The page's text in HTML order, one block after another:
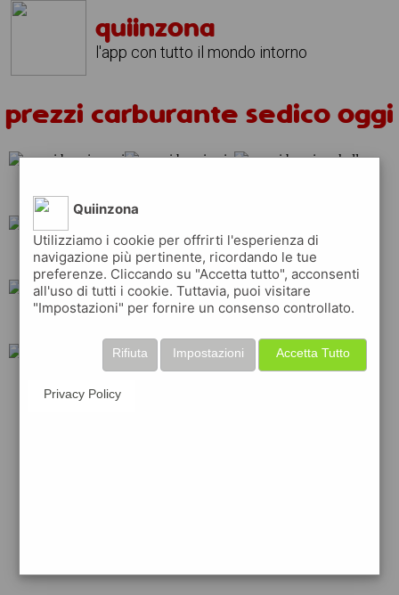
quiinzona
l'app con tutto il mondo intorno
prezzi carburante sedico oggi
esso q8 eni
Quiinzona
Utilizziamo i cookie per offrirti l'esperienza di
navigazione più pertinente, ricordando le tue
preferenze. Cliccando su "Accetta tutto", acconsenti
all'uso di tutti i cookie. Tuttavia, puoi visitare
"Impostazioni" per fornire un consenso controllato.
Accetta Tutto
Impostazioni
Rifiuta
Privacy Policy